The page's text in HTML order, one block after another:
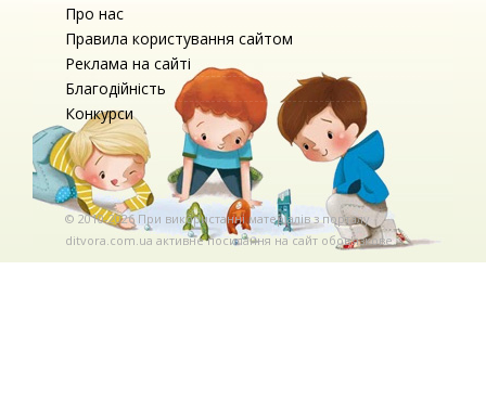
Про нас
Правила користування сайтом
Реклама на сайті
Благодійність
Конкурси
© 2010-2026 При використаннi матерiалiв з порталу
ditvora.com.ua активне посилання на сайт обов'язкове. .